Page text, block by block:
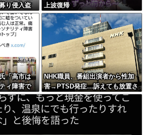
り侵入盗
生2人含む
上波復帰
「高市は
ィ障害で
NHK職員、番組出演者から性加
害→PTSD発症…訴えても放置さ
れていた模様